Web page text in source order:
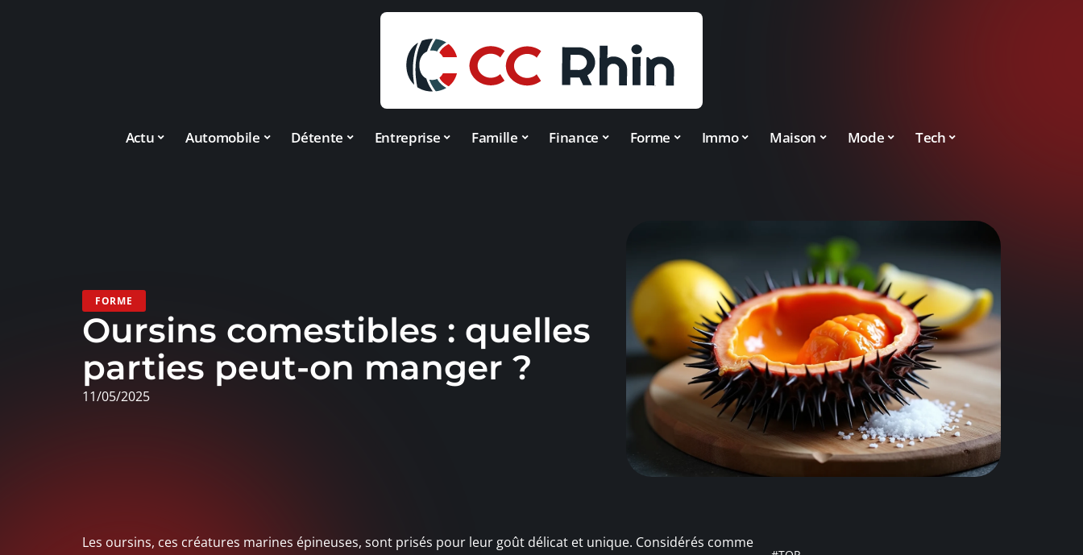
Actu Automobile Détente Entreprise Famille Finance Forme Immo Maison Mode Tech
FORME
Oursins comestibles : quelles
parties peut-on manger ?
11/05/2025
Les oursins, ces créatures marines épineuses, sont prisés pour leur goût délicat et unique. Considérés comme